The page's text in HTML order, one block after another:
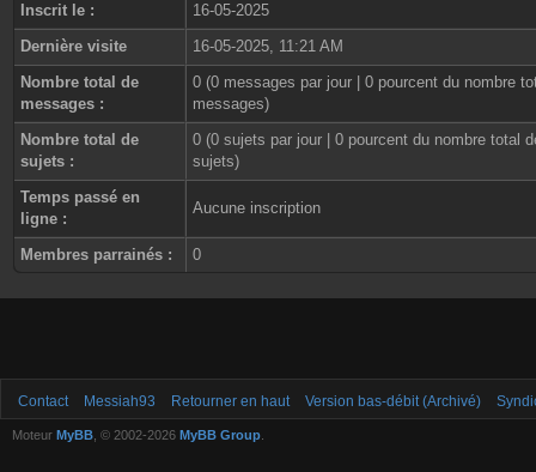
Inscrit le :
16-05-2025
Dernière visite
16-05-2025, 11:21 AM
Nombre total de
messages :
0 (0 messages par jour | 0 pourcent du nombre
messages)
Nombre total de
sujets :
0 (0 sujets par jour | 0 pourcent du nombre total
sujets)
Temps passé en
ligne :
Aucune inscription
Membres parrainés : 0
Contact Messiah93 Retourner en haut Version bas-débit (Archivé)
Moteur MyBB , © 2002-2026 MyBB Group